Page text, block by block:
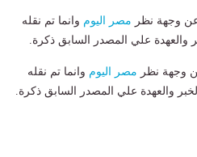
عن وجهة نظر مصر اليوم وانما تم نقله
علي المصدر السابق ذكرة.
وجهة نظر مصر اليوم وانما تم نقله
والعهدة علي المصدر السابق ذكرة.